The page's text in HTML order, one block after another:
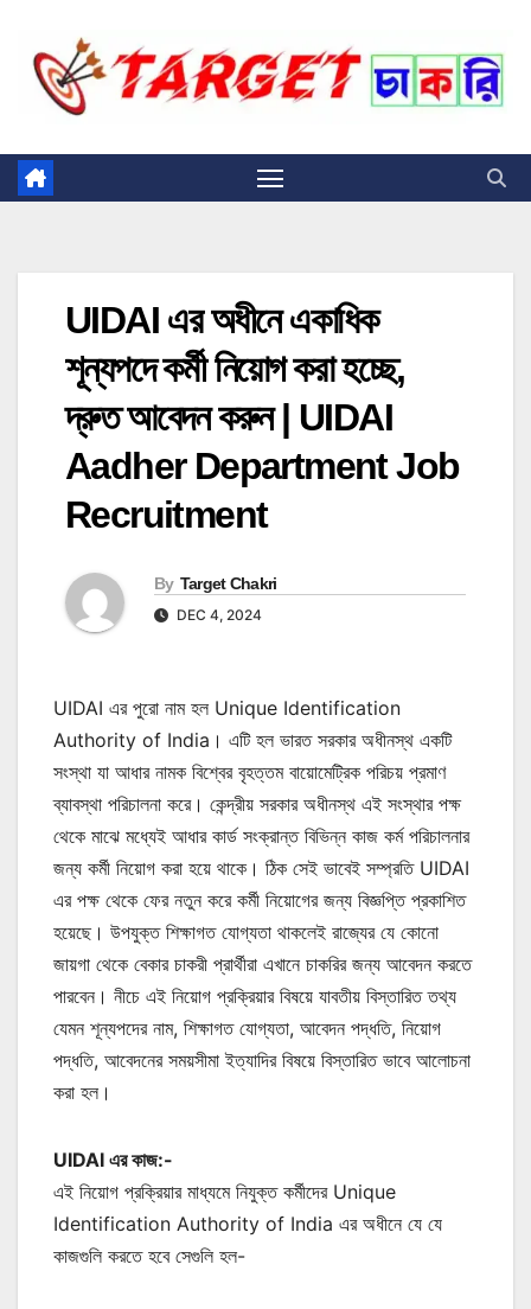
content
UIDAI এর অধীনে একাধিক
শূন্যপদে কর্মী নিয়োগ করা হচ্ছে,
দ্রুত আবেদন করুন | UIDAI
Aadher Department Job
Recruitment
By Target Chakri
DEC 4, 2024
UIDAI এর পুরো নাম হল Unique Identification
Authority of India। এটি হল ভারত সরকার অধীনস্থ একটি
সংস্থা যা আধার নামক বিশ্বের বৃহত্তম বায়োমেট্রিক পরিচয় প্রমাণ
ব্যাবস্থা পরিচালনা করে। কেন্দ্রীয় সরকার অধীনস্থ এই সংস্থার পক্ষ
থেকে মাঝে মধ্যেই আধার কার্ড সংক্রান্ত বিভিন্ন কাজ কর্ম পরিচালনার
জন্য কর্মী নিয়োগ করা হয়ে থাকে। ঠিক সেই ভাবেই সম্প্রতি UIDAI
এর পক্ষ থেকে ফের নতুন করে কর্মী নিয়োগের জন্য বিজ্ঞপ্তি প্রকাশিত
হয়েছে। উপযুক্ত শিক্ষাগত যোগ্যতা থাকলেই রাজ্যের যে কোনো
জায়গা থেকে বেকার চাকরী প্রার্থীরা এখানে চাকরির জন্য আবেদন করতে
পারবেন। নীচে এই নিয়োগ প্রক্রিয়ার বিষয়ে যাবতীয় বিস্তারিত তথ্য
যেমন শূন্যপদের নাম, শিক্ষাগত যোগ্যতা, আবেদন পদ্ধতি, নিয়োগ
পদ্ধতি, আবেদনের সময়সীমা ইত্যাদির বিষয়ে বিস্তারিত ভাবে আলোচনা
করা হল।
UIDAI এর কাজ:-
এই নিয়োগ প্রক্রিয়ার মাধ্যমে নিযুক্ত কর্মীদের Unique
Identification Authority of India এর অধীনে যে যে
কাজগুলি করতে হবে সেগুলি হল-